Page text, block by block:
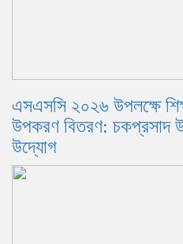
এসএসসি ২০২৬ উপলক্ষে
উপকরণ বিতরণ: চকপ্রসাদ
উদ্যোগ